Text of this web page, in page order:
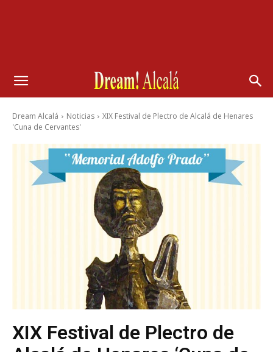
Dream Alcalá Noticias
XIX Festival de Plectro de Alcalá de Henares
'Cuna de Cervantes'
XIX Festival de Plectro de